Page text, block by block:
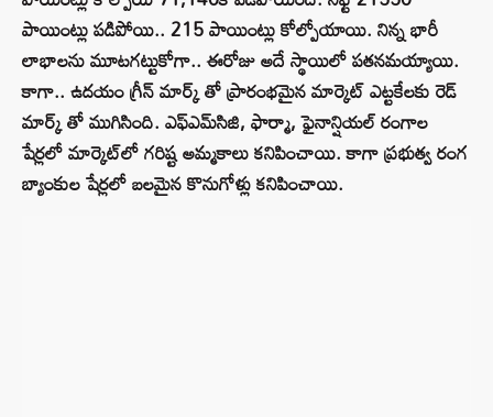
పాయింట్లు పడిపోయి.. 215 పాయింట్లు కోల్పోయాయి. నిన్న భారీ
లాభాలను మూటగట్టుకోగా.. ఈరోజు అదే స్థాయిలో పతనమయ్యాయి.
కాగా.. ఉదయం గ్రీన్ మార్క్ తో ప్రారంభమైన మార్కెట్ ఎట్టకేలకు రెడ్
మార్క్ తో ముగిసింది. ఎఫ్‌ఎమ్‌సిజి, ఫార్మా, ఫైనాన్షియల్ రంగాల
షేర్లలో మార్కెట్‌లో గరిష్ట అమ్మకాలు కనిపించాయి. కాగా ప్రభుత్వ రంగ
బ్యాంకుల షేర్లలో బలమైన కొనుగోళ్లు కనిపించాయి.